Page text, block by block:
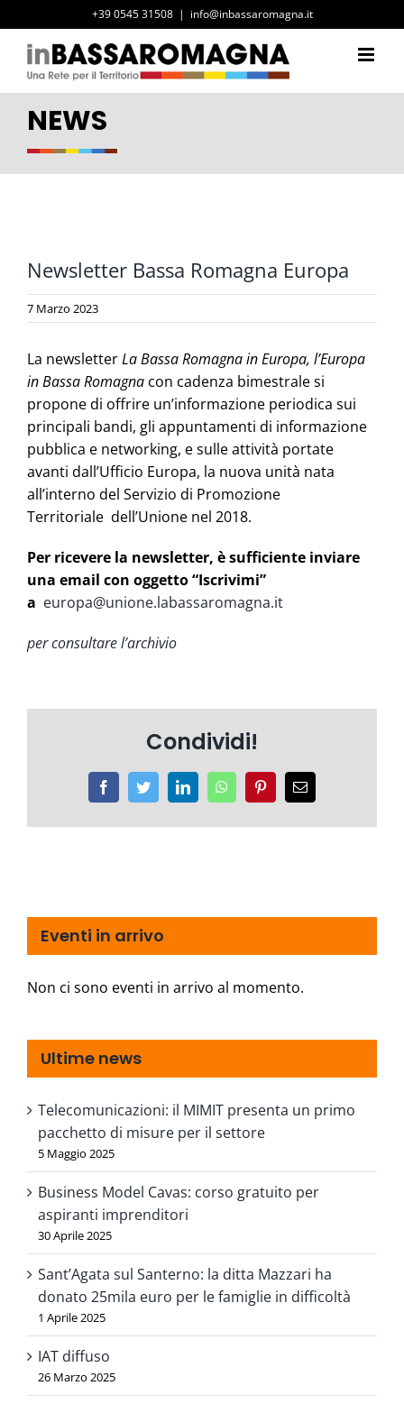
al
contenuto
+39 0545 31508 | info@inbassaromagna.it
NEWS
immagine
Newsletter Bassa Romagna Europa
7 Marzo 2023
La newsletterLa Bassa Romagna in Europa, l’Europa
in Bassa Romagna con cadenza bimestrale si
propone di offrire un’informazione periodica sui
principali bandi, gli appuntamenti di informazione
pubblica e networking, e sulle attività portate
avanti dall’Ufficio Europa, la nuova unità nata
all’interno del Servizio di Promozione
Territoriale dell’Unione nel 2018.
Per ricevere la newsletter, è sufficiente inviare
una email con oggetto “Iscrivimi”
a europa@unione.labassaromagna.it
per consultare l’archivio
Condividi!
FacebookTwitterLinkedInWhatsAppPinterestEmail
Eventi in arrivo
Non ci sono eventi in arrivo al momento.
Ultime news
Telecomunicazioni: il MIMIT presenta un primo
pacchetto di misure per il settore
5 Maggio 2025
Business Model Cavas: corso gratuito per
aspiranti imprenditori
30 Aprile 2025
Sant’Agata sul Santerno: la ditta Mazzari ha
donato 25mila euro per le famiglie in difficoltà
1 Aprile 2025
IAT diffuso
26 Marzo 2025